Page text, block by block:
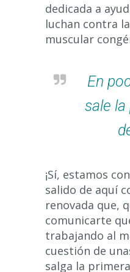
dedicada a
luchan contra
muscular
En
sale
¡Sí, estamos
salido de aquí
renovada que,
comunicarte
trabajando al
cuestión de
salga la primera